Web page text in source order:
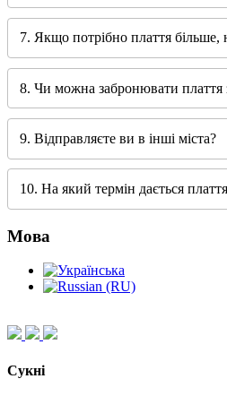
7. Якщо потрібно плаття більше,
8. Чи можна забронювати плаття
9. Відправляєте ви в інші міста?
10. На який термін дається
Мова
Сукні